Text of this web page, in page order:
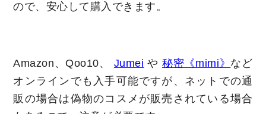
ので、安心して購入できます。
Amazon、Qoo10、 Jumei や 秘密《mimi》 など
オンラインでも入手可能ですが、ネットでの通
販の場合は偽物のコスメが販売されている場合